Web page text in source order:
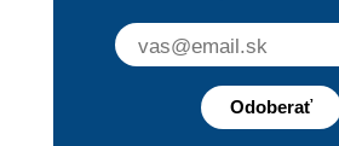
Odoberať